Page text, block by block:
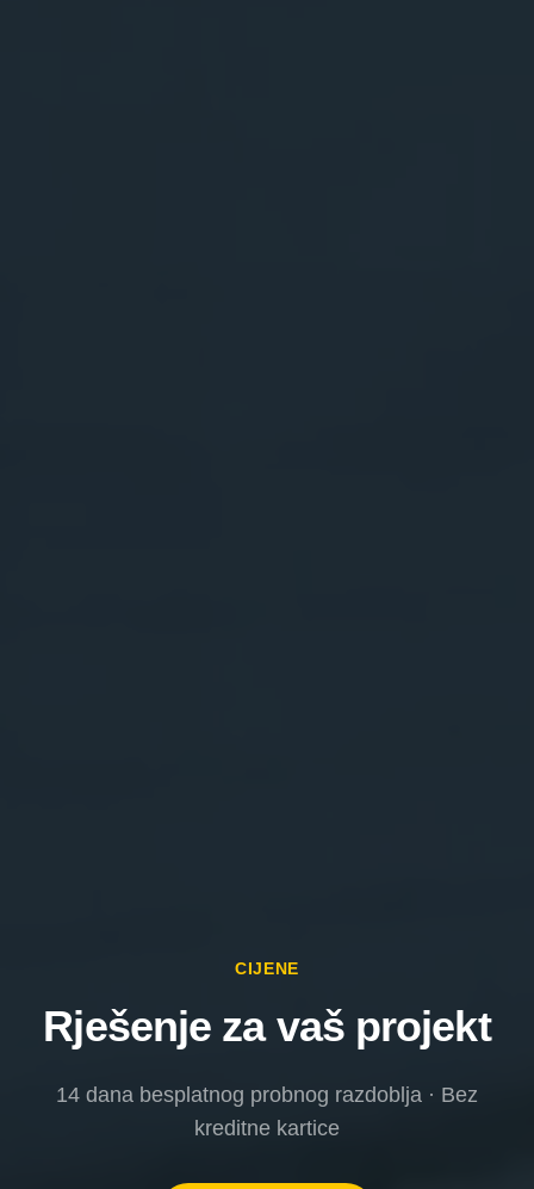
CIJENE
Rješenje za vaš projekt
14 dana besplatnog probnog razdoblja · Bez
kreditne kartice